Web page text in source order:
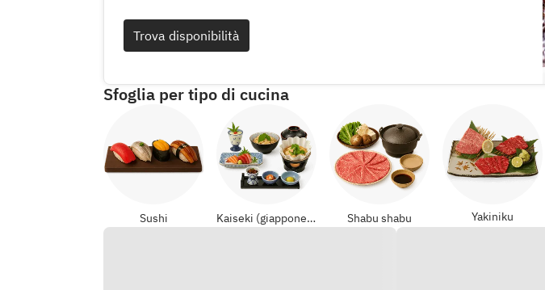
Trova disponibilità
Sfoglia per tipo di cucina
Sushi Kaiseki (giapponese formali) Shabu shabu Yakiniku